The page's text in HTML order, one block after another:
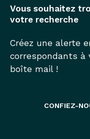
Vous souhaitez
votre recherche
Créez une alerte
correspondants à
boîte mail !
CONFIEZ-